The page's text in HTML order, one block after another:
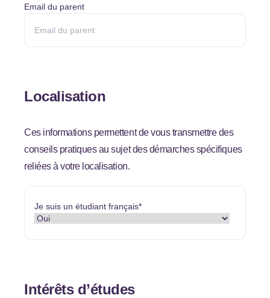
Email du parent
Localisation
Ces informations permettent de vous transmettre des
conseils pratiques au sujet des démarches spécifiques
reliées à votre localisation.
Je suis un étudiant français*
Intérêts d’études